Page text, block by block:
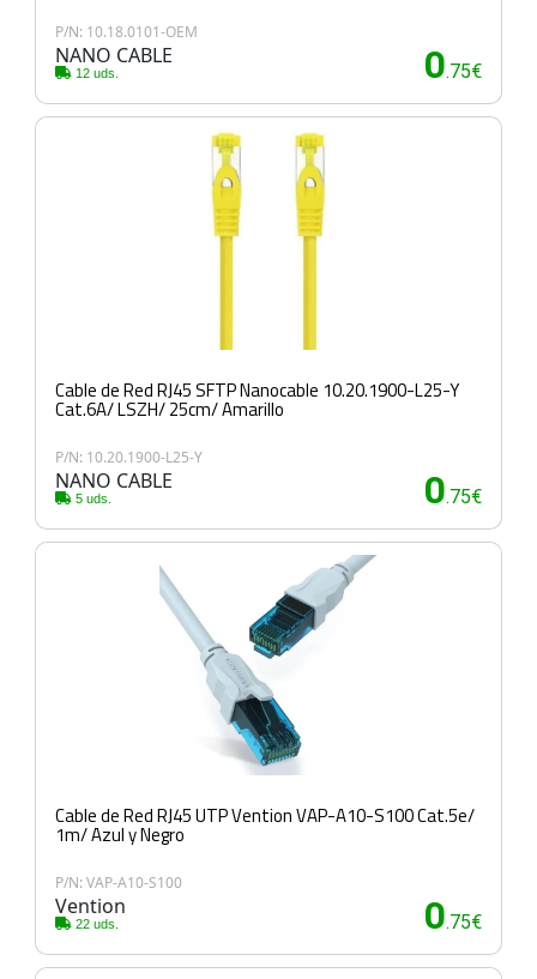
P/N: 10.18.0101-OEM
NANO CABLE
12 uds. 0.75€
Cable de Red RJ45 SFTP Nanocable 10.20.1900-L25-Y
Cat.6A/ LSZH/ 25cm/ Amarillo
P/N: 10.20.1900-L25-Y
NANO CABLE
5 uds. 0.75€
Cable de Red RJ45 UTP Vention VAP-A10-S100 Cat.5e/
1m/ Azul y Negro
P/N: VAP-A10-S100
Vention
22 uds. 0.75€